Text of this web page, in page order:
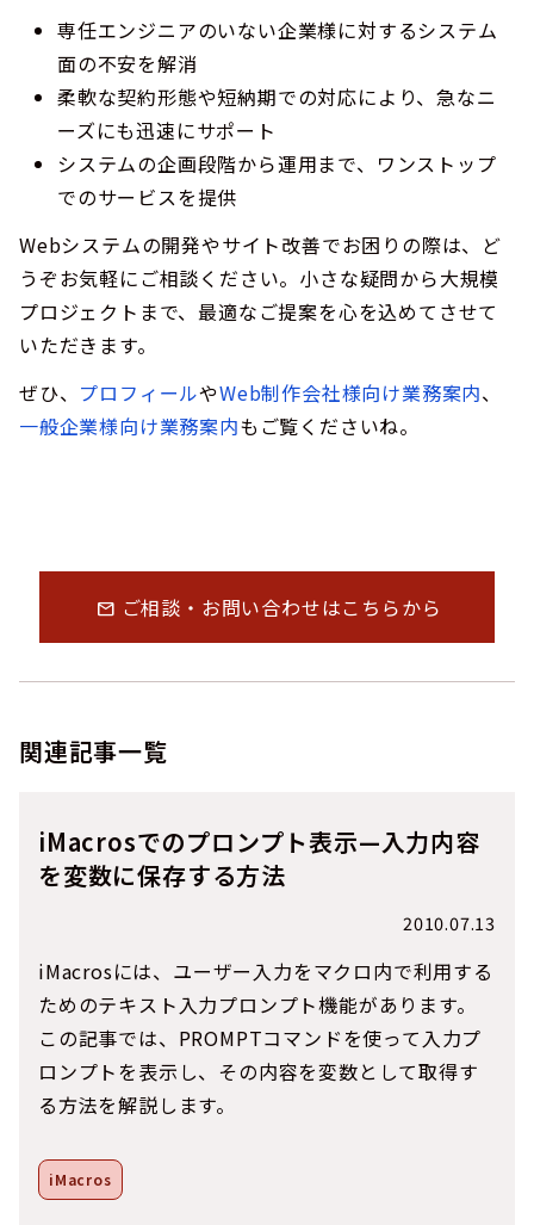
専任エンジニアのいない企業様に対するシステム
面の不安を解消
柔軟な契約形態や短納期での対応により、急なニ
ーズにも迅速にサポート
システムの企画段階から運用まで、ワンストップ
でのサービスを提供
Webシステムの開発やサイト改善でお困りの際は、ど
うぞお気軽にご相談ください。小さな疑問から大規模
プロジェクトまで、最適なご提案を心を込めてさせて
いただきます。
ぜひ、 プロフィールやWeb制作会社様向け業務案内、
一般企業様向け業務案内もご覧くださいね。
mail ご相談・お問い合わせはこちらから
関連記事一覧
iMacrosでのプロンプト表示—入力内容
を変数に保存する方法
2010.07.13
iMacrosには、ユーザー入力をマクロ内で利用する
ためのテキスト入力プロンプト機能があります。
この記事では、PROMPTコマンドを使って入力プ
ロンプトを表示し、その内容を変数として取得す
る方法を解説します。
iMacros